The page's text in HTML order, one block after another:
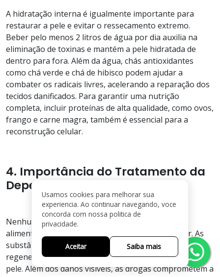
A hidratação interna é igualmente importante para
restaurar a pele e evitar o ressecamento extremo.
Beber pelo menos 2 litros de água por dia auxilia na
eliminação de toxinas e mantém a pele hidratada de
dentro para fora. Além da água, chás antioxidantes
como chá verde e chá de hibisco podem ajudar a
combater os radicais livres, acelerando a reparação dos
tecidos danificados. Para garantir uma nutrição
completa, incluir proteínas de alta qualidade, como ovos,
frango e carne magra, também é essencial para a
reconstrução celular.
4. Importância do Tratamento da
Dependência Química
Nenhum tratamento dermatológico ou mudança
alimentar será eficaz se o uso de drogas continuar. As
substâncias químicas impedem que o organismo se
regenere, tornando impossível a recuperação total da
pele. Além dos danos visíveis, as drogas comprometem a
Usamos cookies para melhorar sua
experiencia. Ao continuar navegando, voce
concorda com nossa politica de
privacidade.
Aceitar Saiba mais